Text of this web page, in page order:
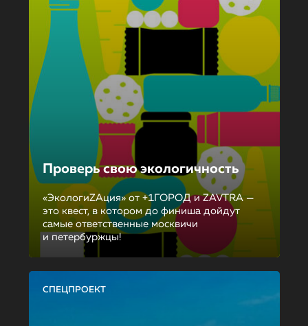
Проверь свою экологичность
«ЭкологиZAция» от +1ГОРОД и ZAVTRA —
это квест, в котором до финиша дойдут
самые ответственные москвичи
и петербуржцы!
СПЕЦПРОЕКТ